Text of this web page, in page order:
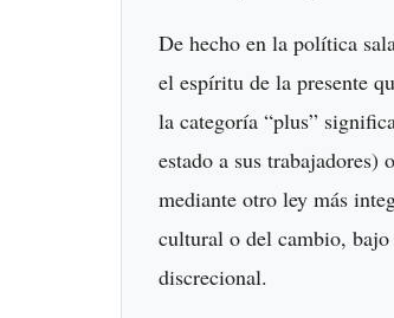
De hecho en la política
el espíritu de la presente
la categoría “plus”
estado a sus trabajadores)
mediante otro ley más
cultural o del cambio,
discrecional.